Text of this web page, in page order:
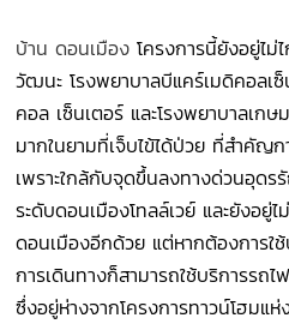
บ้าน ดอนเมือง โครงการนี้ยังอยู่ไม่
วัฒนะ โรงพยาบาลบีแคร์เมดิคอลเซ็
คอล เซ็นเตอร์ และโรงพยาบาลเก
มากในยามที่เจ็บไข้ได้ป่วย ที่สำคัญ
เพราะใกล้กับจุดขึ้นลงทางด่วนอุด
ระดับดอนเมืองโทลล์เวย์ และยังอยู่
ดอนเมืองอีกด้วย แต่หากต้องการใ
การเดินทางก็สามารถใช้บริการรถ
ซึ่งอยู่ห่างจากโครงการทาวน์โฮมแ